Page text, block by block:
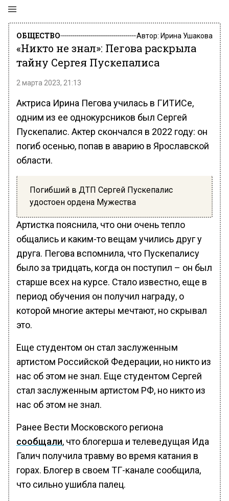
ОБЩЕСТВО Автор: Ирина Ушакова
«Никто не знал»: Пегова раскрыла
тайну Сергея Пускепалиса
2 марта 2023, 21:13
Актриса Ирина Пегова училась в ГИТИСе,
одним из ее однокурсников был Сергей
Пускепалис. Актер скончался в 2022 году: он
погиб осенью, попав в аварию в Ярославской
области.
Погибший в ДТП Сергей Пускепалис
удостоен ордена Мужества
Артистка пояснила, что они очень тепло
общались и каким-то вещам учились друг у
друга. Пегова вспомнила, что Пускепалису
было за тридцать, когда он поступил – он был
старше всех на курсе. Стало известно, еще в
период обучения он получил награду, о
которой многие актеры мечтают, но скрывал
это.
Еще студентом он стал заслуженным
артистом Российской Федерации, но никто из
нас об этом не знал. Еще студентом Сергей
стал заслуженным артистом РФ, но никто из
нас об этом не знал.
Ранее Вести Московского региона
сообщали, что блогерша и телеведущая Ида
Галич получила травму во время катания в
горах. Блогер в своем ТГ-канале сообщила,
что сильно ушибла палец.